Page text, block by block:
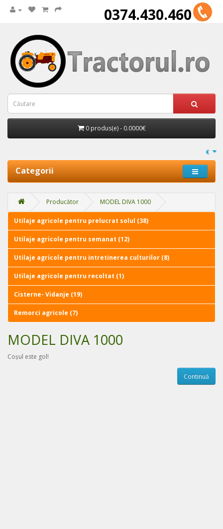
0374.430.460
0 produs(e) - 0.0000€
€
Categorii
Producător MODEL DIVA 1000
Utilaje agricole pentru prelucrat solul (38)
Utilaje agricole pentru semanat (12)
Utilaje agricole pentru intretinerea culturilor (8)
Utilaje agricole pentru recoltat (1)
Cisterne- Vidanje (19)
Remorci agricole (7)
MODEL DIVA 1000
Coșul este gol!
Continuă